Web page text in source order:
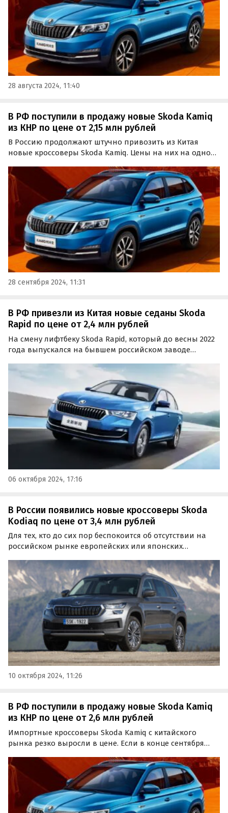
28 августа 2024, 11:40
В РФ поступили в продажу новые Skoda Kamiq
из КНР по цене от 2,15 млн рублей
В Россию продолжают штучно привозить из Китая
новые кроссоверы Skoda Kamiq. Цены на них на одном
2 150 000 рублей, сообщил портал «Автоновости дня».
28 сентября 2024, 11:31
В РФ привезли из Китая новые седаны Skoda
Rapid по цене от 2,4 млн рублей
На смену лифтбеку Skoda Rapid, который до весны 2022
года выпускался на бывшем российском заводе
именем китайского производства.
06 октября 2024, 17:16
В России появились новые кроссоверы Skoda
Kodiaq по цене от 3,4 млн рублей
Для тех, кто до сих пор беспокоится об отсутствии на
российском рынке европейских или японских
поставляют новые Skoda Kodiaq.
10 октября 2024, 11:26
В РФ поступили в продажу новые Skoda Kamiq
из КНР по цене от 2,6 млн рублей
Импортные кроссоверы Skoda Kamiq с китайского
рынка резко выросли в цене. Если в конце сентября
рублей, то сейчас их продают минимум за 2 577 000
рублей, пишут «Автоновости дня».